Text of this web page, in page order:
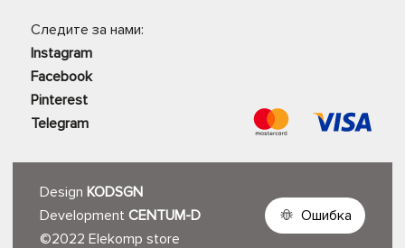
Следите за нами:
Instagram
Facebook
Pinterest
Telegram
Design KODSGN
Development CENTUM-D
©2022 Elekomp store
Ошибка